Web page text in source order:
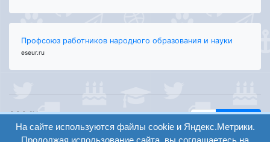
Профсоюз работников народного образования и науки
eseur.ru
ООО "Центр
образования и
консалтинга"
вход
На сайте используются файлы cookie и Яндекс.Метрики.
Продолжая использование сайта, вы соглашаетесь на